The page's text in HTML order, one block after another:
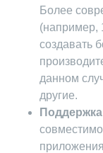
Более
(например,
создавать
данном
другие.
Поддержка